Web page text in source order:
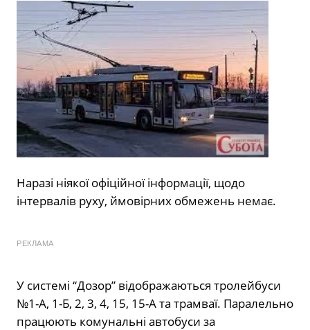
Наразі ніякої офіційної інформації, щодо
інтервалів руху, ймовірних обмежень немає.
РЕКЛАМА
У системі “Дозор” відображаються тролейбуси
№1-А, 1-Б, 2, 3, 4, 15, 15-А та трамваї. Паралельно
працюють комунальні автобуси за